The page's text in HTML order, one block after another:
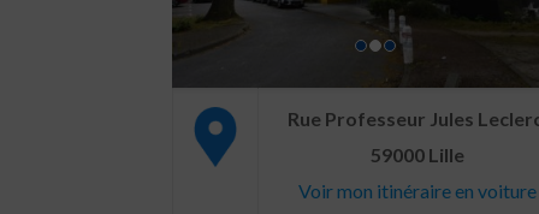
Rue Professeur Jules
59000 Lille
Voir mon itinéraire en voiture